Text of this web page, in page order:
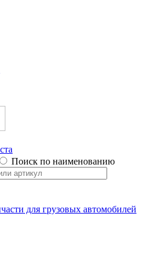
Поиск по наименованию
для грузовых автомобилей